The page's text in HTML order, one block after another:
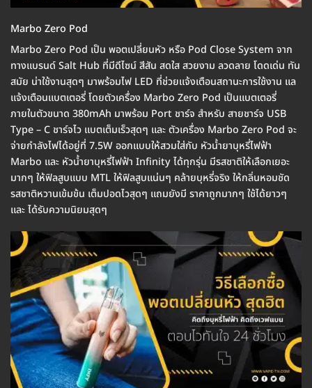
Marbo Zero Pod
Marbo Zero Pod เป็น พอตเปลี่ยนหัว หรือ Pod Close System จาก
ทางแบรนด์ Salt Hub ที่มีดีไซน์ สีสัน สดใส สวยงาม ลวดลาย โดดเด่น ทัน
สมัย น่าใช้งานสุดๆ มาพร้อมไฟ LED ที่ช่วยแจ้งเตือนสถานะการใช้งาน แล
แจ้งเตือนแบตเตอรี่ โดยตัวเครื่อง Marbo Zero Pod เป็นแบตเตอรี่
ภายในตัวขนาด 380mAh มาพร้อม Port ชาร์จ สำหรับ สายชาร์จ USB
Type – C ชาร์จไว แบตเต็มเร็วสุดๆ และ ตัวเครื่อง Marbo Zero Pod จะ
จ่ายกำลังไฟได้อยู่ที่ 7.5W ออกแบบให้สวมใส่กับ หัวน้ำยาบุหรี่ไฟฟ้า
Marbo และ หัวน้ำยาบุหรี่ไฟฟ้า Infinity ได้ทุกรุ่น มีรสชาติให้เลือกเยอะ
มากๆ ให้ฟิลสูบแบบ MTL ให้ฟิลสูบแน่นๆ คล้ายบุหรี่จริง ให้กลิ่นหอมชัด
รสชาติหวานเข้มข้น เต็มปอดไวสุดๆ แถมยังมี ราคาถูกมากๆ ใช้ได้ยาวๆ
และ ได้รับความนิยมสุดๆ